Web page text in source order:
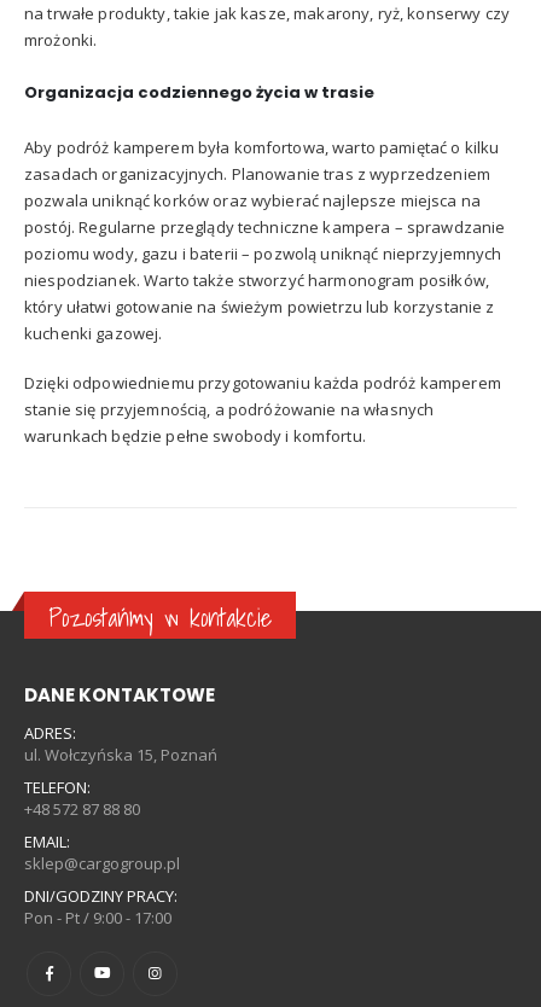
na trwałe produkty, takie jak kasze, makarony, ryż, konserwy czy
mrożonki.
Organizacja codziennego życia w trasie
Aby podróż kamperem była komfortowa, warto pamiętać o kilku
zasadach organizacyjnych. Planowanie tras z wyprzedzeniem
pozwala uniknąć korków oraz wybierać najlepsze miejsca na
postój. Regularne przeglądy techniczne kampera – sprawdzanie
poziomu wody, gazu i baterii – pozwolą uniknąć nieprzyjemnych
niespodzianek. Warto także stworzyć harmonogram posiłków,
który ułatwi gotowanie na świeżym powietrzu lub korzystanie z
kuchenki gazowej.
Dzięki odpowiedniemu przygotowaniu każda podróż kamperem
stanie się przyjemnością, a podróżowanie na własnych
warunkach będzie pełne swobody i komfortu.
Pozostańmy w kontakcie
DANE KONTAKTOWE
ADRES:
ul. Wołczyńska 15, Poznań
TELEFON:
+48 572 87 88 80
EMAIL:
sklep@cargogroup.pl
DNI/GODZINY PRACY:
Pon - Pt / 9:00 - 17:00